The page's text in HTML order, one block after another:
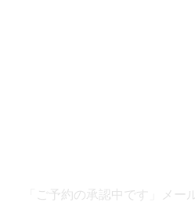
「ご予約の承認中です」メー